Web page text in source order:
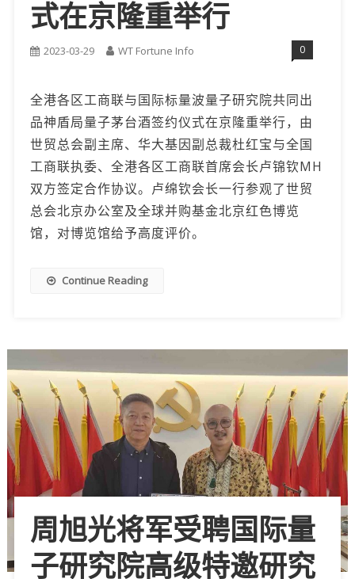
式在京隆重举行
2023-03-29 WT Fortune Info 0
全港各区工商联与国际标量波量子研究院共同出
品神盾局量子茅台酒签约仪式在京隆重举行，由
世贸总会副主席、华大基因副总裁杜红宝与全国
工商联执委、全港各区工商联首席会长卢锦钦MH
双方签定合作协议。卢绵钦会长一行参观了世贸
总会北京办公室及全球并购基金北京红色博览
馆，对博览馆给予高度评价。
Continue Reading
周旭光将军受聘国际量
子研究院高级特邀研究